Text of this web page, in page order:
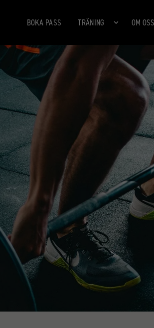
BOKA PASS TRÄNING
360 CITY
360 BAKFICKAN
360 MORÖ BACKE
DAGENS KLASSER
OM OSS